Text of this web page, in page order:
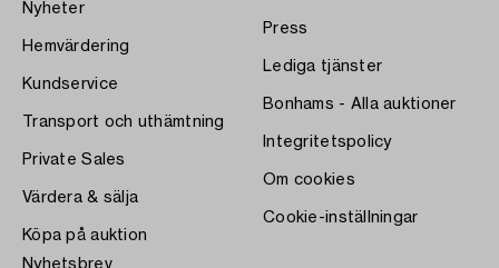
Nyheter
Hemvärdering
Kundservice
Transport och uthämtning
Private Sales
Värdera & sälja
Köpa på auktion
Press
Lediga tjänster
Bonhams - Alla auktioner
Integritetspolicy
Om cookies
Cookie-inställningar
Nyhetsbrev